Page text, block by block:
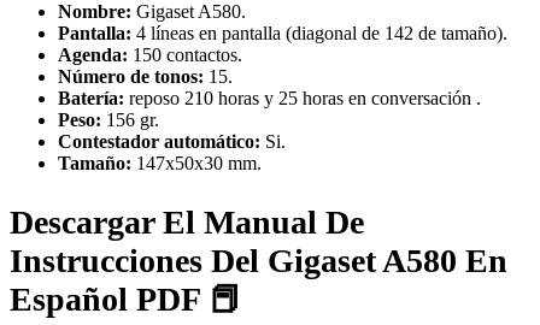
Nombre: Gigaset A580.
Pantalla: 4 líneas en pantalla (diagonal de 142 de tamaño).
Agenda: 150 contactos.
Número de tonos: 15.
Batería: reposo 210 horas y 25 horas en conversación .
Peso: 156 gr.
Contestador automático: Si.
Tamaño: 147х50х30 mm.
Descargar El Manual De
Instrucciones Del Gigaset A580 En
Español PDF 📕